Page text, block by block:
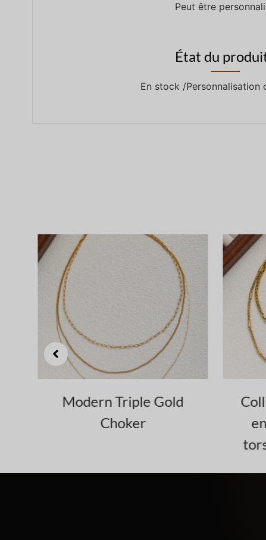
Peut être
État du
En stock /Personnalisation
Collier double couche
en or avec chaînes